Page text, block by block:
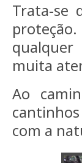
Trata-se
muita
Ao
com a